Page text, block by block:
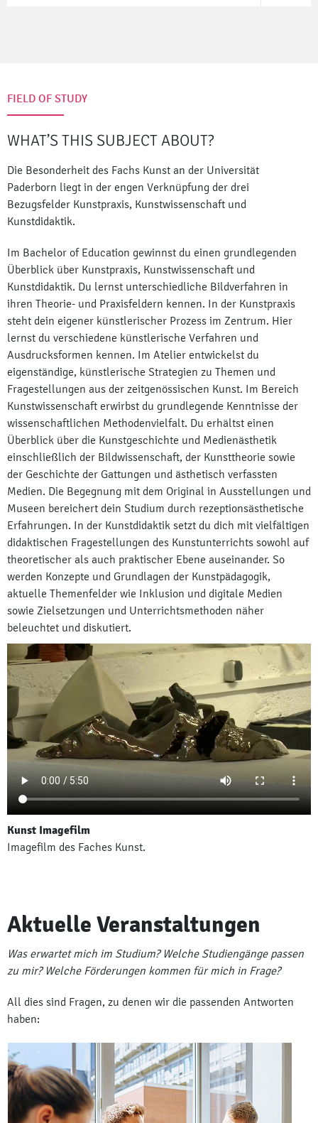
FIELD OF STUDY
WHAT’S THIS SUBJECT ABOUT?
Die Besonderheit des Fachs Kunst an der Universität
Paderborn liegt in der engen Verknüpfung der drei
Bezugsfelder Kunstpraxis, Kunstwissenschaft und
Kunstdidaktik.
Im Bachelor of Education gewinnst du einen grundlegenden
Überblick über Kunstpraxis, Kunstwissenschaft und
Kunstdidaktik. Du lernst unterschiedliche Bildverfahren in
ihren Theorie- und Praxisfeldern kennen. In der Kunstpraxis
steht dein eigener künstlerischer Prozess im Zentrum. Hier
lernst du verschiedene künstlerische Verfahren und
Ausdrucksformen kennen. Im Atelier entwickelst du
eigenständige, künstlerische Strategien zu Themen und
Fragestellungen aus der zeitgenössischen Kunst. Im Bereich
Kunstwissenschaft erwirbst du grundlegende Kenntnisse der
wissenschaftlichen Methodenvielfalt. Du erhältst einen
Überblick über die Kunstgeschichte und Medienästhetik
einschließlich der Bildwissenschaft, der Kunsttheorie sowie
der Geschichte der Gattungen und ästhetisch verfassten
Medien. Die Begegnung mit dem Original in Ausstellungen und
Museen bereichert dein Studium durch rezeptionsästhetische
Erfahrungen. In der Kunstdidaktik setzt du dich mit vielfältigen
didaktischen Fragestellungen des Kunstunterrichts sowohl auf
theoretischer als auch praktischer Ebene auseinander. So
werden Konzepte und Grundlagen der Kunstpädagogik,
aktuelle Themenfelder wie Inklusion und digitale Medien
sowie Zielsetzungen und Unterrichtsmethoden näher
beleuchtet und diskutiert.
Kunst Imagefilm
Imagefilm des Faches Kunst.
Aktuelle Veranstaltungen
Was erwartet mich im Studium? Welche Studiengänge passen
zu mir? Welche Förderungen kommen für mich in Frage?
All dies sind Fragen, zu denen wir die passenden Antworten
haben: